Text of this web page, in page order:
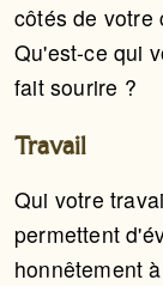
côtés de votre
Qu'est-ce qui
fait sourire ?
Travail
Qui votre
permettent
honnêtement